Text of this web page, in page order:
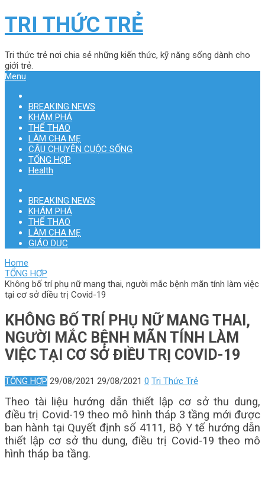
TRI THỨC TRẺ
Tri thức trẻ nơi chia sẻ những kiến thức, kỹ năng sống dành cho
giới trẻ.
Menu
BREAKING NEWS
KHÁM PHÁ
THỂ THAO
LÀM CHA MẸ
CÂU CHUYỆN CUỘC SỐNG
TỔNG HỢP
Health
BREAKING NEWS
KHÁM PHÁ
THỂ THAO
LÀM CHA MẸ
GIÁO DỤC
Home
TỔNG HỢP
Không bố trí phụ nữ mang thai, người mắc bệnh mãn tính làm việc
tại cơ sở điều trị Covid-19
KHÔNG BỐ TRÍ PHỤ NỮ MANG THAI,
NGƯỜI MẮC BỆNH MÃN TÍNH LÀM
VIỆC TẠI CƠ SỞ ĐIỀU TRỊ COVID-19
TỔNG HỢP 29/08/2021 29/08/2021 0 Tri Thức Trẻ
Theo tài liệu hướng dẫn thiết lập cơ sở thu dung,
điều trị Covid-19 theo mô hình tháp 3 tầng mới được
ban hành tại Quyết định số 4111, Bộ Y tế hướng dẫn
thiết lập cơ sở thu dung, điều trị Covid-19 theo mô
hình tháp ba tầng.